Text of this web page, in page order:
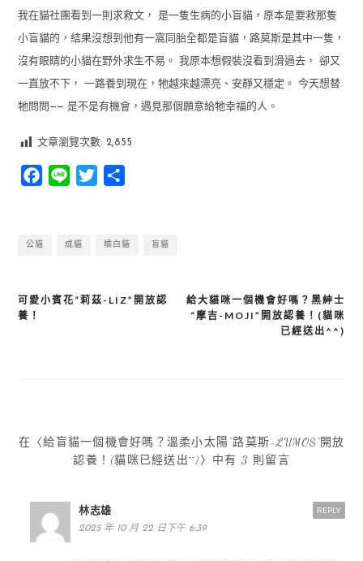
我在貓社團看到一則求救文， 是一隻生病的小盲貓，原本是要救那隻
小盲貓的，結果沒想到他有一窩同胎全都是盲貓，路莫斯是其中一隻，
沒有眼睛的小貓在野外求生不易。 我原本想假裝沒看到滑過去， 卻又
一直放不下， 一路養到現在，牠越來越漂亮、安靜又穩定。 今天想替
牠問問—— 是不是有機會，遇見那個願意給牠幸福的人。
文章瀏覽次數: 2,855
Facebook
Line Twitter
公貓 成貓 橘白貓 盲貓
文
給大貓咪一個機會好嗎？黑紳士
“摩吉-MOJI”開放認養！(貓咪
已經送出^^)
可愛小賓花“莉茲-LIZ”開放認
養！
在〈給盲貓一個機會好嗎？溫柔小太陽“路莫斯-LUMOS”開放
認養！(貓咪已經送出^^)〉中有 3 則留言
林志雄
2025 年 10 月 22 日下午 6:39
REPLY